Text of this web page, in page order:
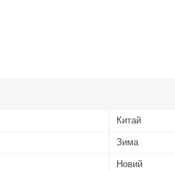
Китай
Зима
Новий